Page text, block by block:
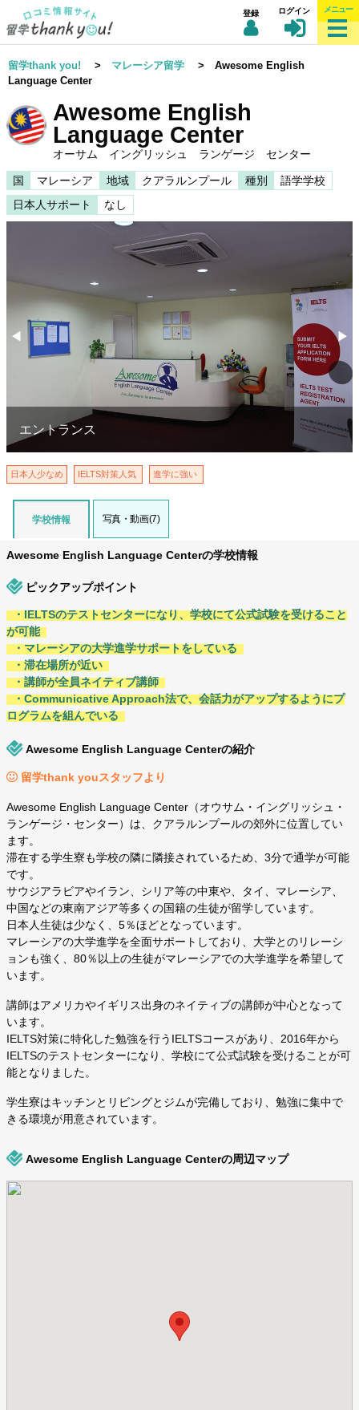
登録 ログイン メニュー
留学thank you! > マレーシア留学 > Awesome English
Language Center
Awesome English
Language Center
オーサム イングリッシュ ランゲージ センター
国 マレーシア 地域 クアラルンプール 種別
語学学校
日本人サポート
なし
Previous
◀︎ ▶︎
エントランス
日本人少なめ IELTS対策人気 進学に強い
学校情報 写真・動画(7)
Awesome English Language Centerの学校情報
ピックアップポイント
・IELTSのテストセンターになり、学校にて公式試験を受けること
が可能
・マレーシアの大学進学サポートをしている
・滞在場所が近い
・講師が全員ネイティブ講師
・Communicative Approach法で、会話力がアップするようにプ
ログラムを組んでいる
Awesome English Language Centerの紹介
留学thank youスタッフより
Awesome English Language Center（オウサム・イングリッシュ・
ランゲージ・センター）は、クアラルンプールの郊外に位置してい
ます。
滞在する学生寮も学校の隣に隣接されているため、3分で通学が可能
です。
サウジアラビアやイラン、シリア等の中東や、タイ、マレーシア、
中国などの東南アジア等多くの国籍の生徒が留学しています。
日本人生徒は少なく、5％ほどとなっています。
マレーシアの大学進学を全面サポートしており、大学とのリレーシ
ョンも強く、80％以上の生徒がマレーシアでの大学進学を希望して
います。
講師はアメリカやイギリス出身のネイティブの講師が中心となって
います。
IELTS対策に特化した勉強を行うIELTSコースがあり、2016年から
IELTSのテストセンターになり、学校にて公式試験を受けることが可
能となりました。
学生寮はキッチンとリビングとジムが完備しており、勉強に集中で
きる環境が用意されています。
Awesome English Language Centerの周辺マップ